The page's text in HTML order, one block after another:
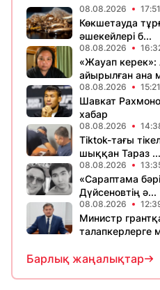
08.08.2026 17:51
Көкшетауда
әшекейлері б...
08.08.2026
«Жауап керек»:
айырылған ана
08.08.2026 15:21
Шавкат
хабар
08.08.2026
Tiktok-тағы
шыққан Тараз ...
08.08.2026
«Сараптама
Дүйсеновтің ә...
08.08.2026
Министр
талапкерлерге
Барлық жаңалықтар